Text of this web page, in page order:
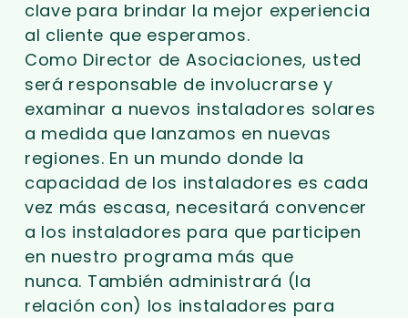
clave para brindar la mejor experiencia
al cliente que esperamos.
Como Director de Asociaciones, usted
será responsable de involucrarse y
examinar a nuevos instaladores solares
a medida que lanzamos en nuevas
regiones. En un mundo donde la
capacidad de los instaladores es cada
vez más escasa, necesitará convencer
a los instaladores para que participen
en nuestro programa más que
nunca. También administrará (la
relación con) los instaladores para